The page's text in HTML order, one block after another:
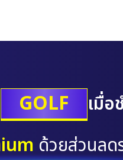
GOLF
เมื่อ
ด้วยส่วนลด